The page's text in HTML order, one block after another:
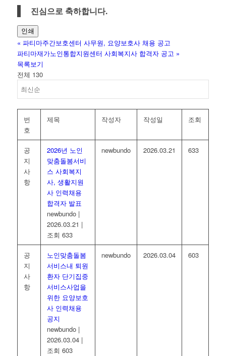
진심으로 축하합니다.
인쇄
« 파티마주간보호센터 사무원, 요양보호사 채용 공고
파티마재가노인통합지원센터 사회복지사 합격자 공고 »
목록보기
전체 130
번
호
제목 작성자 작성일 조회
공
지
사
항
2026년 노인
맞춤돌봄서비
스 사회복지
사, 생활지원
사 인력채용
합격자 발표
newbundo |
2026.03.21 |
조회 633
newbundo 2026.03.21 633
공
지
사
항
노인맞춤돌봄
서비스내 퇴원
환자 단기집중
서비스사업을
위한 요양보호
사 인력채용
공지
newbundo |
2026.03.04 |
조회 603
newbundo 2026.03.04 603